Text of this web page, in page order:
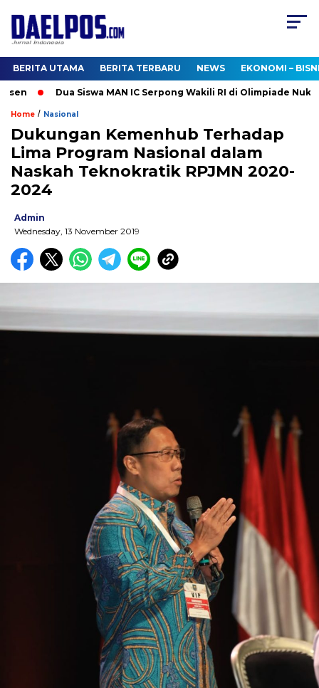
BERITA UTAMA BERITA TERBARU NEWS EKONOMI –
Dua Siswa MAN IC Serpong Wakili RI di Olimpiade Nuklir
Home / Nasional
Dukungan Kemenhub Terhadap
Lima Program Nasional dalam
Naskah Teknokratik RPJMN 2020-
2024
Admin
Wednesday, 13 November 2019